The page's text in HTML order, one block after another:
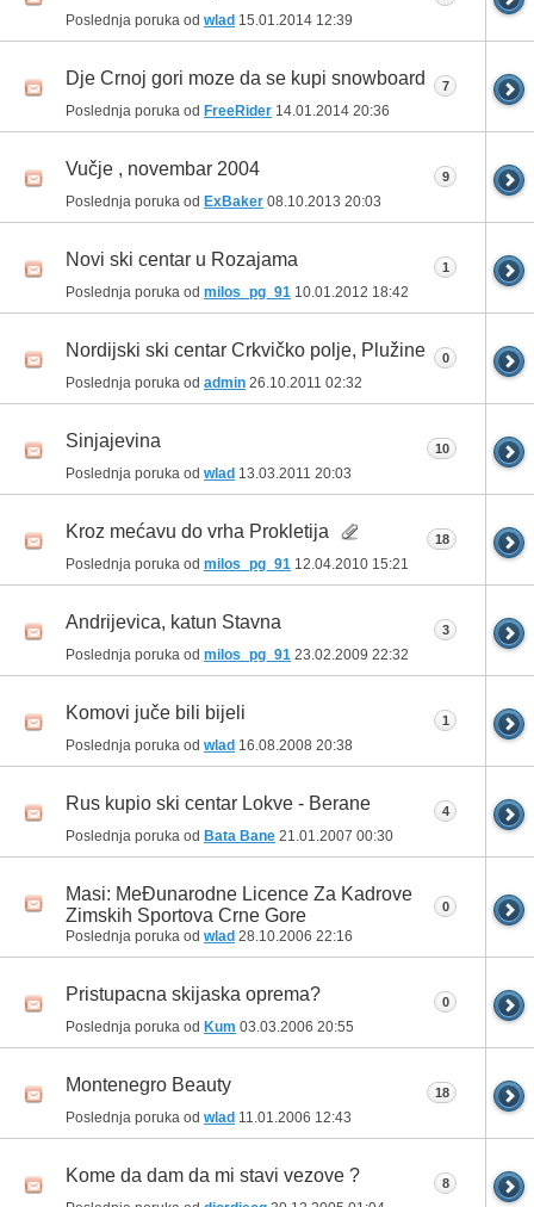
Poslednja poruka od wlad 15.01.2014 12:39
Dje Crnoj gori moze da se kupi snowboard
Poslednja poruka od FreeRider 14.01.2014 20:36
7
Vučje , novembar 2004
Poslednja poruka od ExBaker 08.10.2013 20:03
9
Novi ski centar u Rozajama
Poslednja poruka od milos_pg_91 10.01.2012 18:42
1
Nordijski ski centar Crkvičko polje, Plužine
Poslednja poruka od admin 26.10.2011 02:32
0
Sinjajevina
Poslednja poruka od wlad 13.03.2011 20:03
10
Kroz mećavu do vrha Prokletija
Poslednja poruka od milos_pg_91 12.04.2010 15:21
18
Andrijevica, katun Stavna
Poslednja poruka od milos_pg_91 23.02.2009 22:32
3
Komovi juče bili bijeli
Poslednja poruka od wlad 16.08.2008 20:38
1
Rus kupio ski centar Lokve - Berane
Poslednja poruka od Bata Bane 21.01.2007 00:30
4
Masi: MeĐunarodne Licence Za Kadrove
Zimskih Sportova Crne Gore
Poslednja poruka od wlad 28.10.2006 22:16
0
Pristupacna skijaska oprema?
Poslednja poruka od Kum 03.03.2006 20:55
0
Montenegro Beauty
Poslednja poruka od wlad 11.01.2006 12:43
18
Kome da dam da mi stavi vezove ? 8